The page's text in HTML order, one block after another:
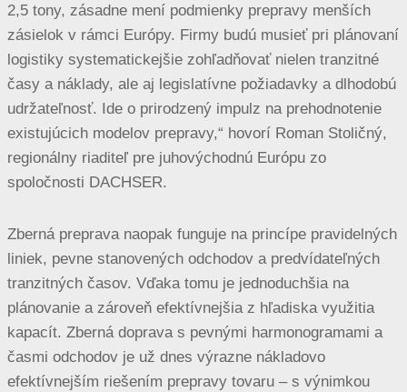
2,5 tony, zásadne mení podmienky prepravy menších
zásielok v rámci Európy. Firmy budú musieť pri plánovaní
logistiky systematickejšie zohľadňovať nielen tranzitné
časy a náklady, ale aj legislatívne požiadavky a dlhodobú
udržateľnosť. Ide o prirodzený impulz na prehodnotenie
existujúcich modelov prepravy,“ hovorí Roman Stoličný,
regionálny riaditeľ pre juhovýchodnú Európu zo
spoločnosti DACHSER.
Zberná preprava naopak funguje na princípe pravidelných
liniek, pevne stanovených odchodov a predvídateľných
tranzitných časov. Vďaka tomu je jednoduchšia na
plánovanie a zároveň efektívnejšia z hľadiska využitia
kapacít. Zberná doprava s pevnými harmonogramami a
časmi odchodov je už dnes výrazne nákladovo
efektívnejším riešením prepravy tovaru – s výnimkou